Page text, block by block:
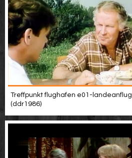
Treffpunkt flughafen e01-landeanflug
(ddr1986)